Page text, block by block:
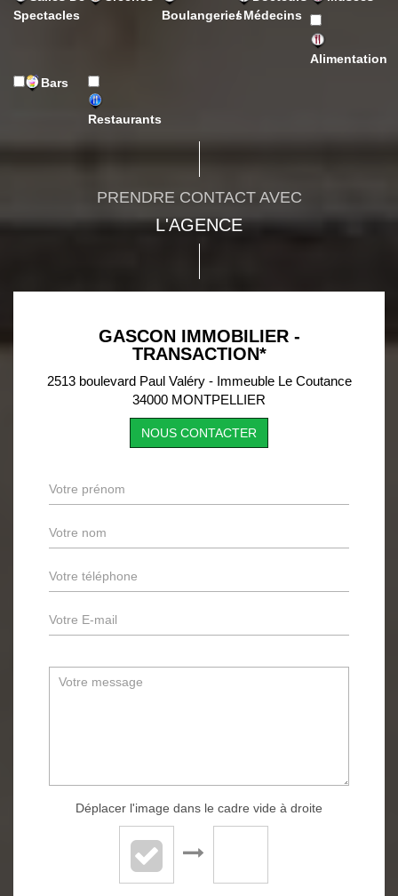
Spectacles
Boulangeries/ Médecins
Alimentation
Bars
Restaurants
PRENDRE CONTACT AVEC
L'AGENCE
GASCON IMMOBILIER -
TRANSACTION*
2513 boulevard Paul Valéry - Immeuble Le Coutance
34000 MONTPELLIER
NOUS CONTACTER
Déplacer l'image dans le cadre vide à droite